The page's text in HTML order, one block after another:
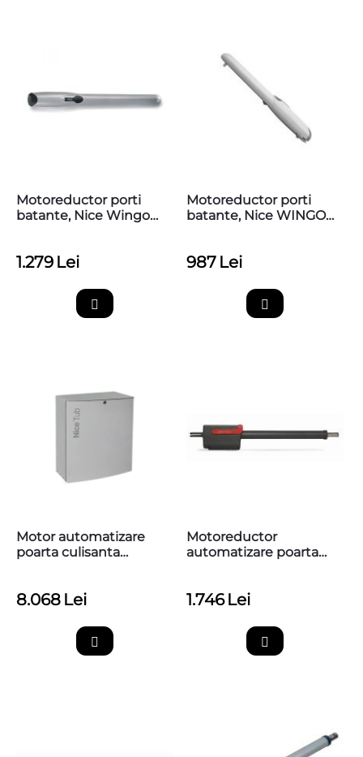
Motoreductor porti
batante, Nice Wingo
1.279 Lei
Motoreductor porti
batante, Nice WINGO
987 Lei
Motor automatizare
poarta culisanta
8.068 Lei
Motoreductor
automatizare poarta
TTN6024HS
1.746 Lei